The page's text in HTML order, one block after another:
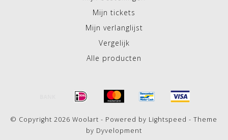
Mijn tickets
Mijn verlanglijst
Vergelijk
Alle producten
© Copyright 2026 Woolart - Powered by Lightspeed - Theme
by Dyvelopment